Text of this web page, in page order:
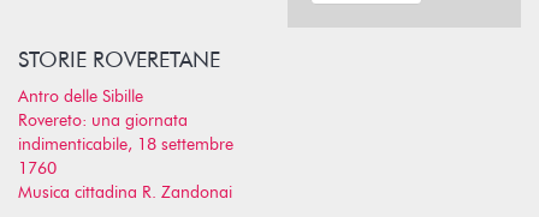
STORIE ROVERETANE
Antro delle Sibille
Rovereto: una giornata
indimenticabile, 18 settembre
1760
Musica cittadina R. Zandonai